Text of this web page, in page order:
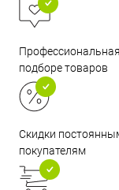
подборе товаров
Скидки
покупателям